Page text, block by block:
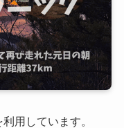
用しています。